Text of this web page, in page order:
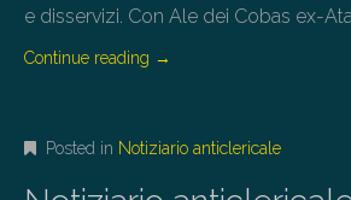
e disservizi. Con Ale dei Cobas ex-
Continue reading →
Posted in Notiziario anticlericale